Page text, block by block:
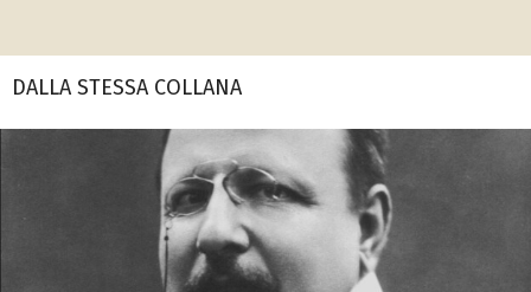
DALLA STESSA COLLANA